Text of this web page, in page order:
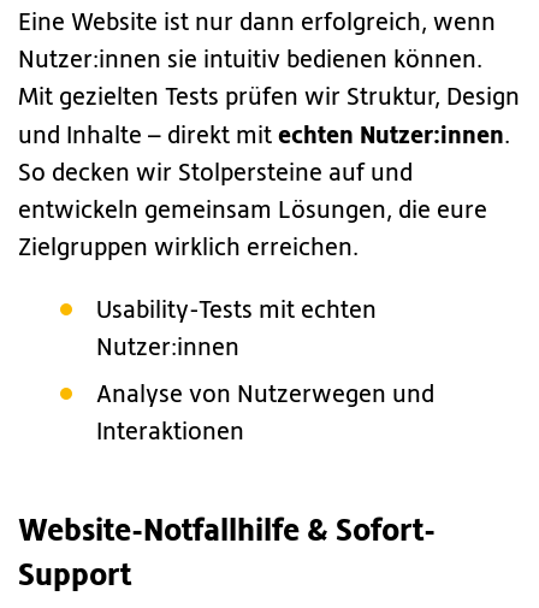
Eine Website ist nur dann erfolgreich, wenn
Nutzer:innen sie intuitiv bedienen können.
Mit gezielten Tests prüfen wir Struktur, Design
und Inhalte – direkt mit echten Nutzer:innen.
So decken wir Stolpersteine auf und
entwickeln gemeinsam Lösungen, die eure
Zielgruppen wirklich erreichen.
Usability-Tests mit echten
Nutzer:innen
Analyse von Nutzerwegen und
Interaktionen
Website-Notfallhilfe & Sofort-
Support